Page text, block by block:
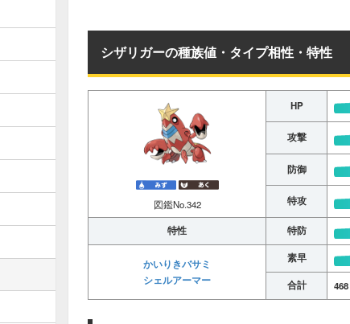
シザリガーの種族値・タイプ相性・特性
図鑑No.342
HP
攻撃
防御
特攻
特性 特防
かいりきバサミ
シェルアーマー
素早
合計 468